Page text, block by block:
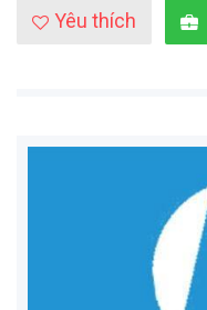
Yêu thích